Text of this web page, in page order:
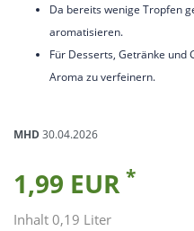
Da bereits wenige Tropfen
aromatisieren.
Für Desserts, Getränke
Aroma zu verfeinern.
MHD30.04.2026
1,99 EUR *
Inhalt0,19 Liter